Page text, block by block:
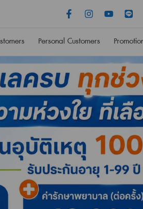
Personal Accident Insurance
PA100
PA159 (Micro Insurance)
PA
Personal Customers